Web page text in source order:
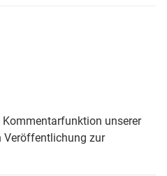
unserer
Veröffentlichung zur